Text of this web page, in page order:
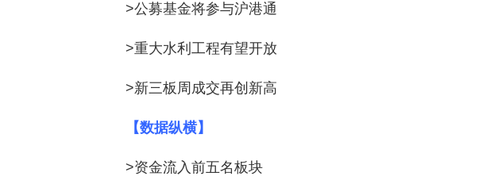
>公募基金将参与沪港通
>重大水利工程有望开放
>新三板周成交再创新高
【数据纵横】
>资金流入前五名板块